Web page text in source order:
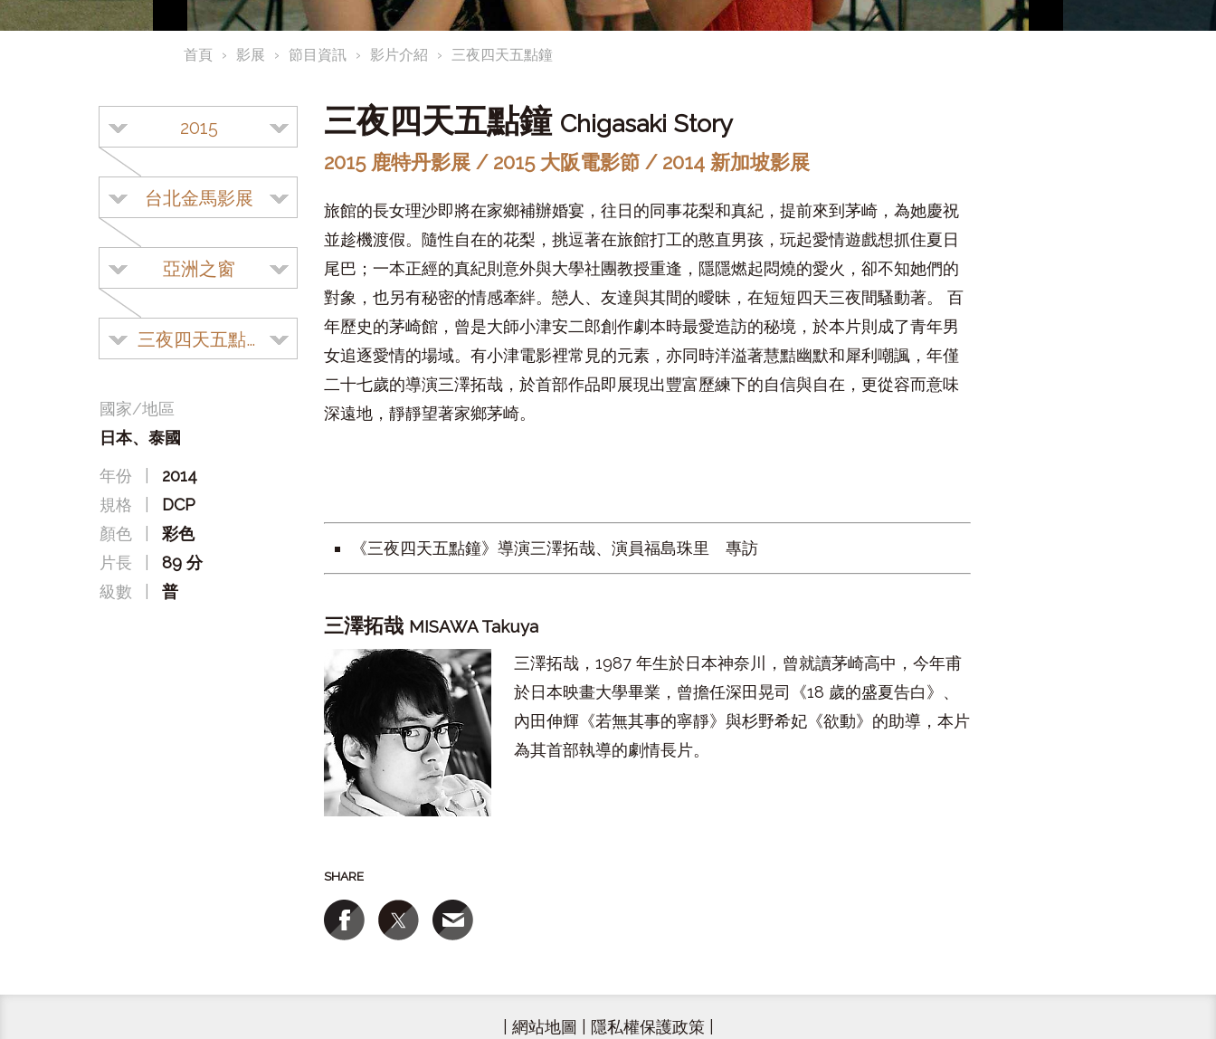
首頁 影展 節目資訊 影片介紹 三夜四天五點鐘
2015
台北金馬影展
亞洲之窗
三夜四天五點鐘
國家/地區
日本、泰國
年份
2014
規格
DCP
顏色
彩色
片長
89 分
級數
普
三夜四天五點鐘 Chigasaki Story
2015 鹿特丹影展 / 2015 大阪電影節 / 2014 新加坡影展
旅館的長女理沙即將在家鄉補辦婚宴，往日的同事花梨和真紀，提前來到茅崎，為她慶祝
並趁機渡假。隨性自在的花梨，挑逗著在旅館打工的憨直男孩，玩起愛情遊戲想抓住夏日
尾巴；一本正經的真紀則意外與大學社團教授重逢，隱隱燃起悶燒的愛火，卻不知她們的
對象，也另有秘密的情感牽絆。戀人、友達與其間的曖昧，在短短四天三夜間騷動著。 百
年歷史的茅崎館，曾是大師小津安二郎創作劇本時最愛造訪的秘境，於本片則成了青年男
女追逐愛情的場域。有小津電影裡常見的元素，亦同時洋溢著慧黠幽默和犀利嘲諷，年僅
二十七歲的導演三澤拓哉，於首部作品即展現出豐富歷練下的自信與自在，更從容而意味
深遠地，靜靜望著家鄉茅崎。
《三夜四天五點鐘》導演三澤拓哉、演員福島珠里 專訪
三澤拓哉 MISAWA Takuya
三澤拓哉，1987 年生於日本神奈川，曾就讀茅崎高中，今年甫
於日本映畫大學畢業，曾擔任深田晃司《18 歲的盛夏告白》、
內田伸輝《若無其事的寧靜》與杉野希妃《欲動》的助導，本片
為其首部執導的劇情長片。
SHARE
網站地圖 隱私權保護政策|